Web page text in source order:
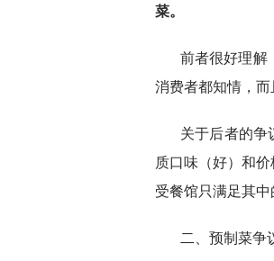
菜。
前者很好理解
消费者都知情，而
关于后者的
质口味（好）和
受餐馆只满足其中
二、预制菜争